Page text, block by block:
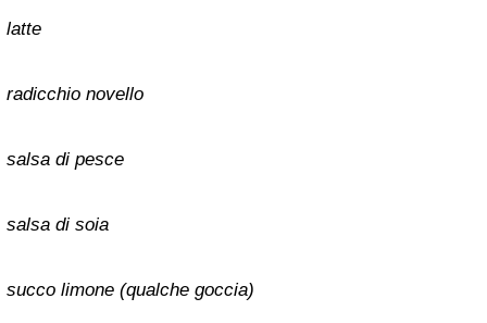
latte
radicchio novello
salsa di pesce
salsa di soia
succo limone (qualche goccia)